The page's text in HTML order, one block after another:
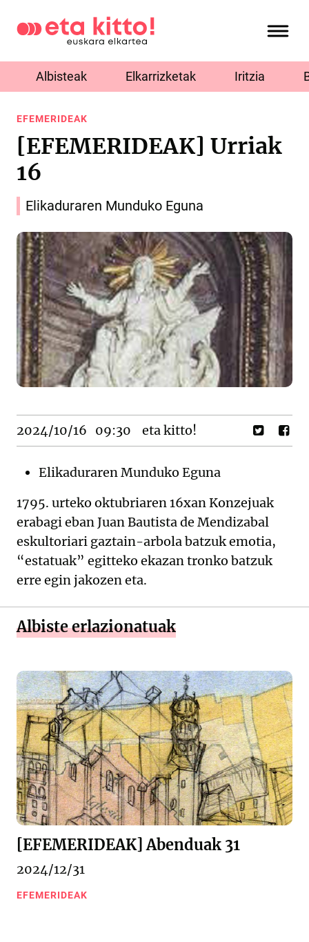
Albisteak Elkarrizketak Iritzia
EFEMERIDEAK
[EFEMERIDEAK] Urriak
16
Elikaduraren Munduko Eguna
2024/10/16 09:30 eta kitto!
Elikaduraren Munduko Eguna
1795. urteko oktubriaren 16xan Konzejuak
erabagi eban Juan Bautista de Mendizabal
eskultoriari gaztain-arbola batzuk emotia,
“estatuak” egitteko ekazan tronko batzuk
erre egin jakozen eta.
Albiste erlazionatuak
[EFEMERIDEAK] Abenduak 31
2024/12/31
EFEMERIDEAK